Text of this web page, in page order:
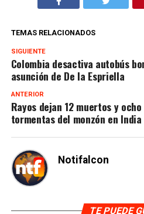
TEMAS RELACIONADOS
SIGUIENTE
Colombia desactiva autobús
asunción de De la Espriella
ANTERIOR
Rayos dejan 12 muertos y
tormentas del monzón en India
Notifalcon
TE PUEDE